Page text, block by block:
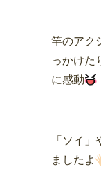
竿のアク
っかけた
に感動
「ソイ
ましたよ